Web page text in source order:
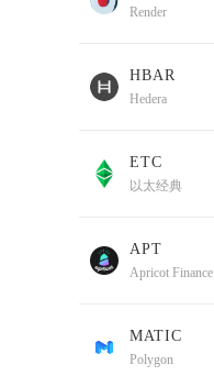
Render
HBAR
Hedera
ETC
以太经典
APT
Apricot Finance
MATIC
Polygon